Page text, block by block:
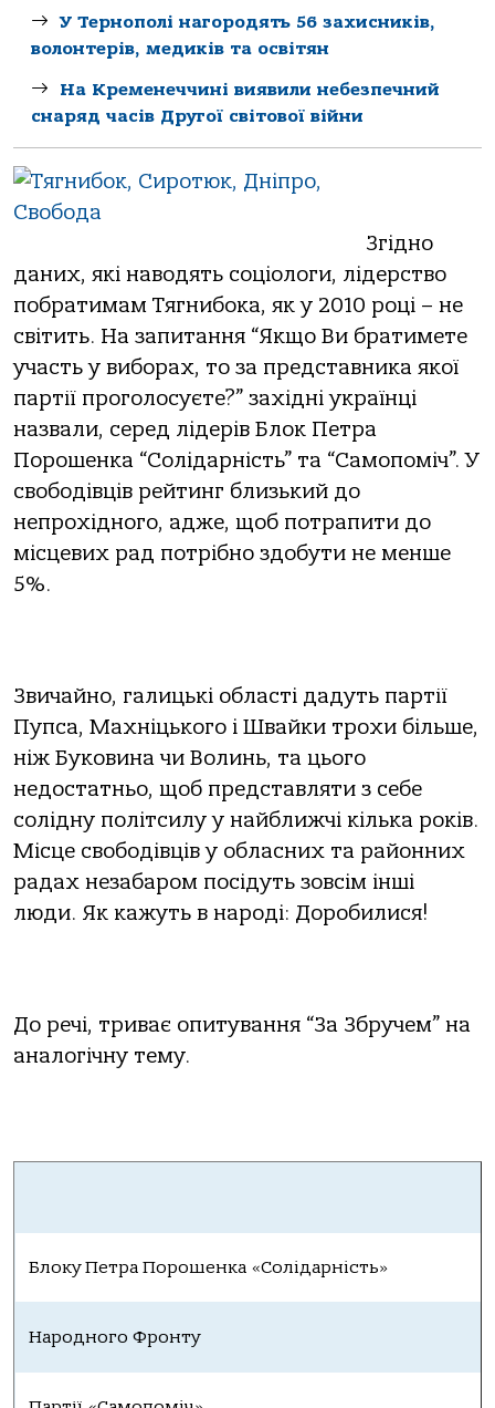
У Тернополі нагородять 56 захисників,
волонтерів, медиків та освітян
На Кременеччині виявили небезпечний
снаряд часів Другої світової війни
Згідно
даних, які наводять соціологи, лідерство
побратимам Тягнибока, як у 2010 році – не
світить. На запитання “Якщо Ви братимете
участь у виборах, то за представника якої
партії проголосуєте?” західні українці
назвали, серед лідерів Блок Петра
Порошенка “Солідарність” та “Самопоміч”. У
свободівців рейтинг близький до
непрохідного, адже, щоб потрапити до
місцевих рад потрібно здобути не менше
5%.
Звичайно, галицькі області дадуть партії
Пупса, Махніцького і Швайки трохи більше,
ніж Буковина чи Волинь, та цього
недостатньо, щоб представляти з себе
солідну політсилу у найближчі кілька років.
Місце свободівців у обласних та районних
радах незабаром посідуть зовсім інші
люди. Як кажуть в народі: Доробилися!
До речі, триває опитування “За Збручем” на
аналогічну тему.
Блоку Петра Порошенка «Солідарність»
Народного Фронту